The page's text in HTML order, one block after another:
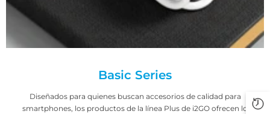
Basic Series
Diseñados para quienes buscan accesorios de calidad para
smartphones, los productos de la línea Plus de i2GO ofrecen lo